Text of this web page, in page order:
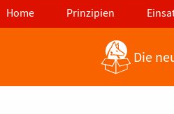
Home Prinzipien
Zurück zu den neuesten Features
Die